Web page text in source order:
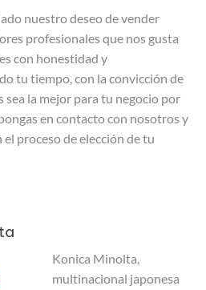
nuestro deseo de vender
profesionales que nos gusta
con honestidad y
tu tiempo, con la convicción de
sea la mejor para tu negocio por
en contacto con nosotros y
proceso de elección de tu
Konica Minolta,
multinacional japonesa